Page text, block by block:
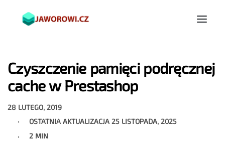
Czyszczenie pamięci podręcznej
cache w Prestashop
28 LUTEGO, 2019
OSTATNIA AKTUALIZACJA 25 LISTOPADA, 2025
2 MIN